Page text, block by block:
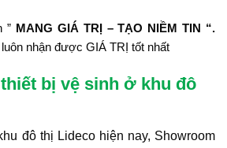
” MANG GIÁ TRỊ – TẠO NIỀM TIN “.
nhận được GIÁ TRỊ tốt nhất
bị vệ sinh ở khu đô
đô thị Lideco hiện nay, Showroom